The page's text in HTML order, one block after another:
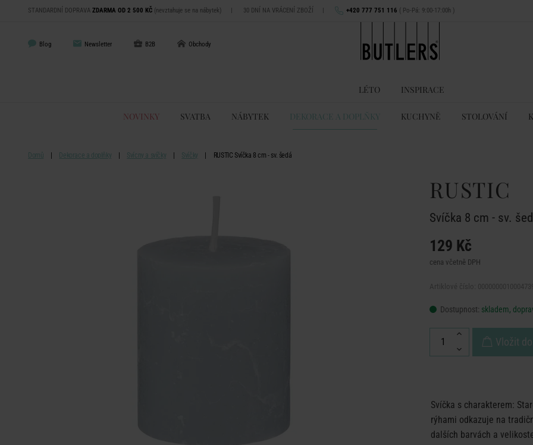
STANDARDNÍ DOPRAVA ZDARMA OD 2 500 KČ (nevztahuje se na nábytek) | 30 DNÍ NA VRÁCENÍ ZBOŽÍ | +420 777 751 116 ( Po-Pá: 9:00-17:00h )
Blog Newsletter B2B Obchody
LÉTO INSPIRACE
NOVINKY SVATBA NÁBYTEK DEKORACE A DOPLŇKY KUCHYNĚ STOLOVÁNÍ
Domů Dekorace a doplňky Svícny a svíčky Svíčky RUSTIC Svíčka 8 cm - sv. šedá
RUSTIC
Svíčka 8 cm - sv.
129 Kč
cena včetně DPH
Dostupnost: skladem,
Vložit
Svíčka s charakterem:
rýhami odkazuje na
dalších barvách a